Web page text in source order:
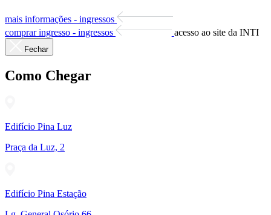
mais informações - ingressos
comprar ingresso - ingressos
acesso ao site da INTI
Fechar
Como Chegar
Edifício Pina Luz
Praça da Luz, 2
Edifício Pina Estação